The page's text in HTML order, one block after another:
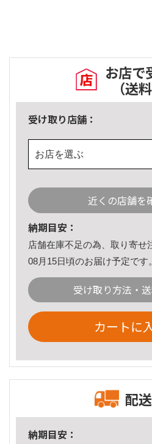
お店で
（送
受け取り店舗：
お店を選ぶ
近くの店舗を
納期目安：
店舗在庫不足の為、取り寄せ
08月15日頃のお届け予定です。
受け取り方法・
カートに
配
納期目安：